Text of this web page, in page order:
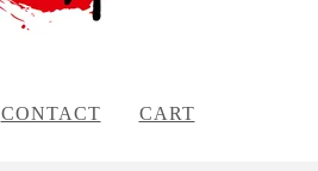
CONTACT CART